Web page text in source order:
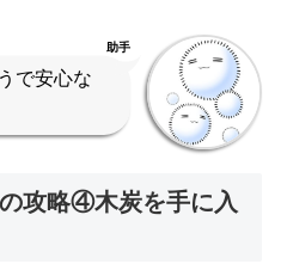
助手
で安心な
攻略④木炭を手に入